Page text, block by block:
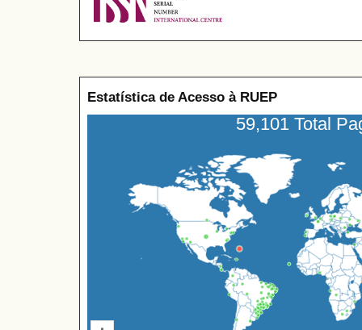
Estatística de Acesso à RUEP
59,101 Total